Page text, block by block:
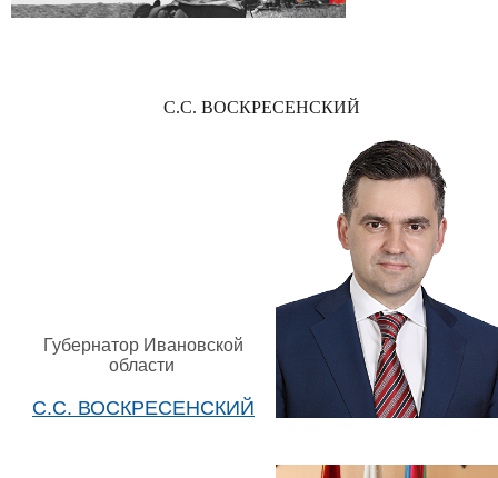
С.С. ВОСКРЕСЕНСКИЙ
Губернатор Ивановской
области
С.С. ВОСКРЕСЕНСКИЙ